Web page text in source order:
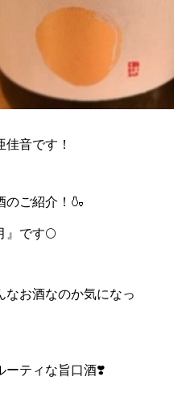
音です！
のご紹介！🍶
』です🌕
なお酒なのか気になっ
ーティな旨口酒❣️